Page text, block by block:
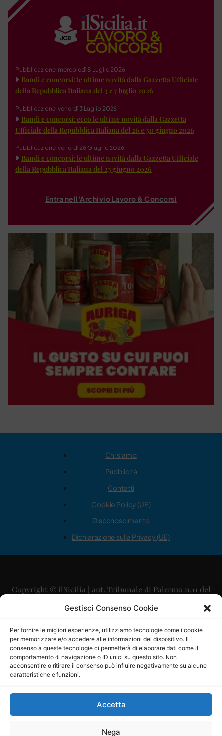
Gestisci Consenso Cookie
Per fornire le migliori esperienze, utilizziamo tecnologie come i cookie
per memorizzare e/o accedere alle informazioni del dispositivo. Il
consenso a queste tecnologie ci permetterà di elaborare dati come il
comportamento di navigazione o ID unici su questo sito. Non
acconsentire o ritirare il consenso può influire negativamente su alcune
caratteristiche e funzioni.
Accetta
Nega
Pubblicazione: mercoledì 8 Luglio 2026
Bandi e concorsi: le ultime novità dalla Gazzetta Ufficiale
della Repubblica Italiana del 3 e 7 luglio 2026
Pubblicazione: venerdì 3 Luglio 2026
Bandi e concorsi: ecco le ultime novità dalla Gazzetta
Ufficiale della Repubblica Italiana del 26 e 30 giugno 2026
Pubblicazione: venerdì 26 Giugno 2026
Bandi e concorsi: le ultime novità dalla Gazzetta Ufficiale
della Repubblica Italiana del 23 giugno 2026
Entra nell'Archivio Lavoro & Concorsi
Chi siamo
Pubblicità
Contatti
Cookie Policy (UE)
Disconoscimento
Dichiarazione sulla Privacy (UE)
Copyright © ilSicilia | aut. Tribunale di Palermo n.11 del
29/09/2015
Direttore Editoriale: Maurizio Scaglione
Direttore Responsabile: Maria Calabrese
P.IVA: 06334930820
Mercurio Comunicazione Società Cooperativa a r.l. è
iscritta al Registro degli Operatori di Comunicazione al